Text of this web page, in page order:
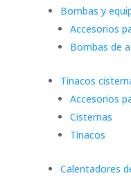
Bombas y
Accesorios
Bombas de
Tinacos
Accesorios
Cisternas
Tinacos
Calentadores